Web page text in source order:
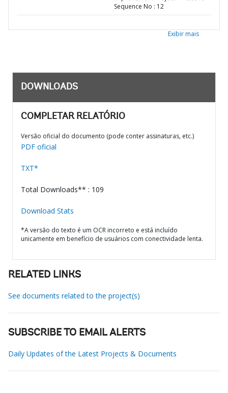
Sequence No : 12
Exibir mais
DOWNLOADS
COMPLETAR RELATÓRIO
Versão oficial do documento (pode conter assinaturas, etc.)
PDF oficial
TXT*
Total Downloads** : 109
Download Stats
*A versão do texto é um OCR incorreto e está incluído
unicamente em benefício de usuários com conectividade lenta.
RELATED LINKS
See documents related to the project(s)
SUBSCRIBE TO EMAIL ALERTS
Daily Updates of the Latest Projects & Documents